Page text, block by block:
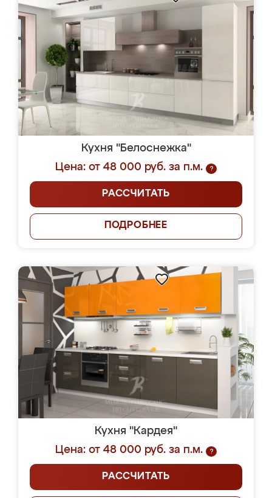
Кухня "Белоснежка"
Цена: от 48 000 руб. за п.м.
?
РАССЧИТАТЬ
ПОДРОБНЕЕ
Кухня "Кардея"
Цена: от 48 000 руб. за п.м.
?
РАССЧИТАТЬ